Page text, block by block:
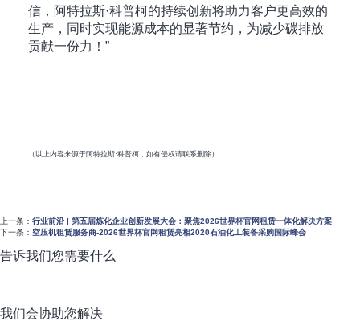
信，阿特拉斯·科普柯的持续创新将助力客户更高效的
生产，同时实现能源成本的显著节约，为减少碳排放
贡献一份力！”
（以上内容来源于阿特拉斯·科普柯，如有侵权请联系删除）
上一条： 行业前沿 | 第五届炼化企业创新发展大会：聚焦2026世界杯官网租赁一体化解决方案
下一条： 空压机租赁服务商-2026世界杯官网租赁亮相2020石油化工装备采购国际峰会
告诉我们您需要什么
我们会协助您解决